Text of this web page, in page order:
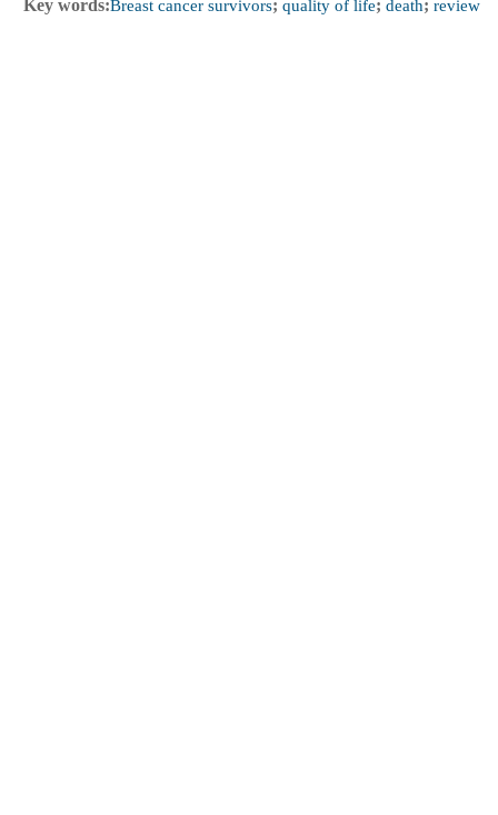
Key words:Breast cancer survivors; quality of life; death; review